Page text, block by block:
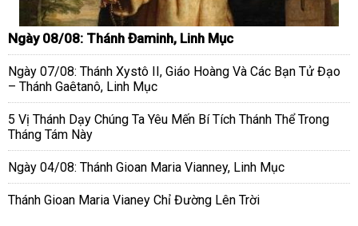
Ngày 08/08: Thánh Đaminh, Linh Mục
Ngày 07/08: Thánh Xystô II, Giáo Hoàng Và Các Bạn Tử Đạo
– Thánh Gaêtanô, Linh Mục
5 Vị Thánh Dạy Chúng Ta Yêu Mến Bí Tích Thánh Thể Trong
Tháng Tám Này
Ngày 04/08: Thánh Gioan Maria Vianney, Linh Mục
Thánh Gioan Maria Vianey Chỉ Đường Lên Trời